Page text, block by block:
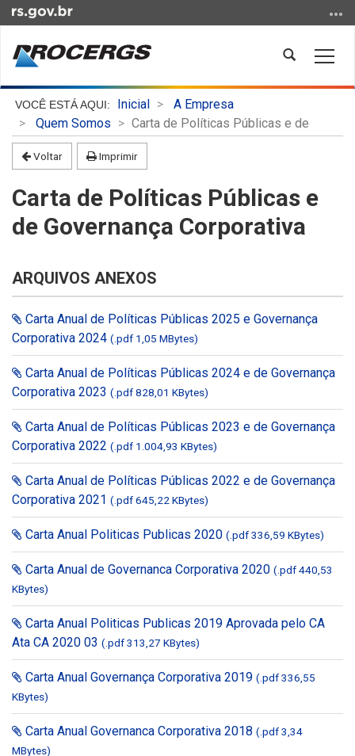
para
conteúdo
Ir
para
menu
busca
Abrir
busca
Início
conteúdo
Inicial
A Empresa
Quem Somos
Carta de Políticas Públicas e de
Voltar Imprimir
Carta de Políticas Públicas e
de Governança Corporativa
ARQUIVOS ANEXOS
Carta Anual de Políticas Públicas 2025 e Governança
Corporativa 2024 (.pdf 1,05 MBytes)
Carta Anual de Políticas Públicas 2024 e de Governança
Corporativa 2023 (.pdf 828,01 KBytes)
Carta Anual de Políticas Públicas 2023 e de Governança
Corporativa 2022 (.pdf 1.004,93 KBytes)
Carta Anual de Políticas Públicas 2022 e de Governança
Corporativa 2021 (.pdf 645,22 KBytes)
Carta Anual Politicas Publicas 2020 (.pdf 336,59 KBytes)
Carta Anual de Governanca Corporativa 2020 (.pdf 440,53
KBytes)
Carta Anual Politicas Publicas 2019 Aprovada pelo CA
Ata CA 2020 03 (.pdf 313,27 KBytes)
Carta Anual Governança Corporativa 2019 (.pdf 336,55
KBytes)
Carta Anual Governanca Corporativa 2018 (.pdf 3,34
MBytes)